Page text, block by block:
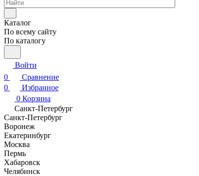
Каталог
По всему сайту
По каталогу
Войти
0
Сравнение
0
Избранное
0 Корзина
Санкт-Петербург
Санкт-Петербург
Воронеж
Екатеринбург
Москва
Пермь
Хабаровск
Челябинск